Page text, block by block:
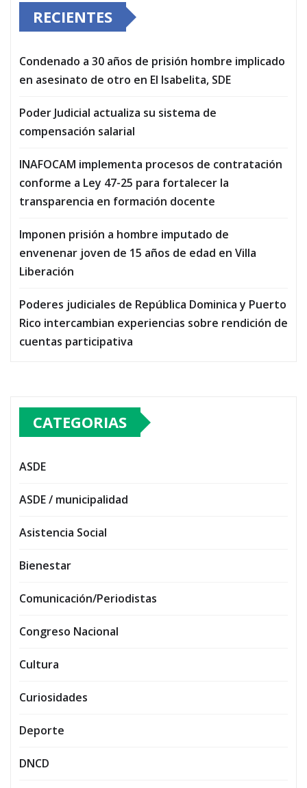
RECIENTES
Condenado a 30 años de prisión hombre implicado
en asesinato de otro en El Isabelita, SDE
Poder Judicial actualiza su sistema de
compensación salarial
INAFOCAM implementa procesos de contratación
conforme a Ley 47-25 para fortalecer la
transparencia en formación docente
Imponen prisión a hombre imputado de
envenenar joven de 15 años de edad en Villa
Liberación
Poderes judiciales de República Dominica y Puerto
Rico intercambian experiencias sobre rendición de
cuentas participativa
CATEGORIAS
ASDE
ASDE / municipalidad
Asistencia Social
Bienestar
Comunicación/Periodistas
Congreso Nacional
Cultura
Curiosidades
Deporte
DNCD